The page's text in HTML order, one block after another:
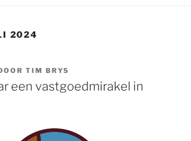
2024
TIM BRYS
een vastgoedmirakel in